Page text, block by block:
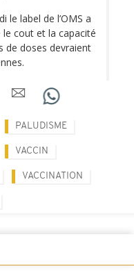
le label de l’OMS a
le cout et la capacité
de doses devraient
PALUDISME
VACCIN
VACCINATION